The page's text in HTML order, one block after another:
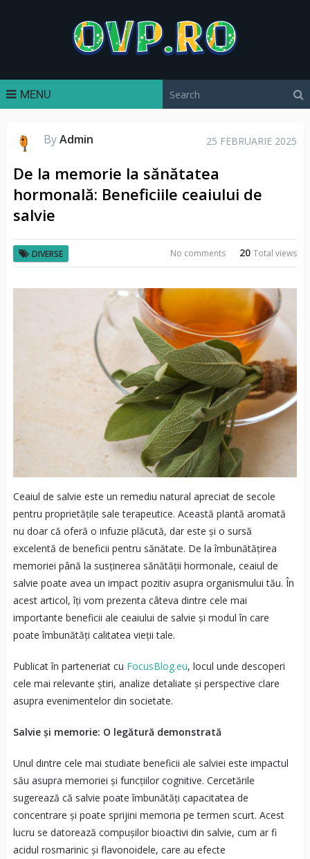
MENU
ByAdmin 25 FEBRUARIE 2025
De la memorie la sănătatea
hormonală: Beneficiile ceaiului de
salvie
DIVERSE 20Total views
No comments
Ceaiul de salvie este un remediu natural apreciat de secole
pentru proprietățile sale terapeutice. Această plantă aromată
nu doar că oferă o infuzie plăcută, dar este și o sursă
excelentă de beneficii pentru sănătate. De la îmbunătățirea
memoriei până la susținerea sănătății hormonale, ceaiul de
salvie poate avea un impact pozitiv asupra organismului tău. În
acest articol, îți vom prezenta câteva dintre cele mai
importante beneficii ale ceaiului de salvie și modul în care
poate îmbunătăți calitatea vieții tale.
Publicat în parteneriat cu FocusBlog.eu, locul unde descoperi
cele mai relevante știri, analize detaliate și perspective clare
asupra evenimentelor din societate.
Salvie și memorie: O legătură demonstrată
Unul dintre cele mai studiate beneficii ale salviei este impactul
său asupra memoriei și funcțiilor cognitive. Cercetările
sugerează că salvie poate îmbunătăți capacitatea de
concentrare și poate sprijini memoria pe termen scurt. Acest
lucru se datorează compușilor bioactivi din salvie, cum ar fi
acidul rosmarinic și flavonoidele, care au efecte